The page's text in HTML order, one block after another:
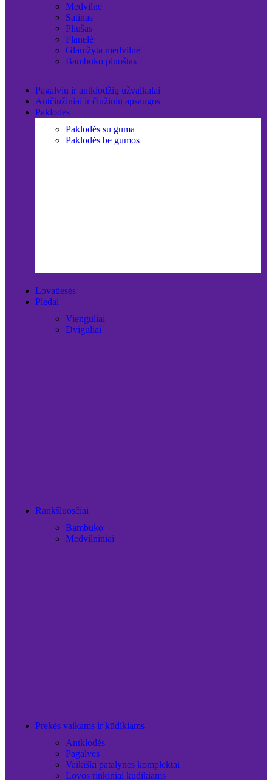
Medvilnė
Satinas
Pliušas
Flanelė
Glamžyta medvilnė
Bambuko pluoštas
Pagalvių ir antklodžių užvalkalai
Antčiužiniai ir čiužinių apsaugos
Paklodės
Paklodės su guma
Paklodės be gumos
Lovatiesės
Pledai
Vienguliai
Dviguliai
Rankšluosčiai
Bambuko
Medvilniniai
Prekės vaikams ir kūdikiams
Antklodės
Pagalvės
Vaikiški patalynės komplektai
Lovos rinkiniai kūdikiams